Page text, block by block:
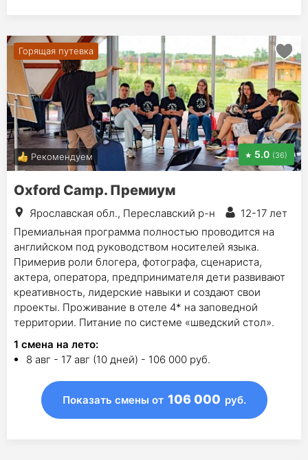
Горящая путевка
Рекомендуем 5.0 (36)
Oxford Camp. Премиум
Ярославская обл., Переславский р-н
12-17 лет
Премиальная программа полностью проводится на
английском под руководством носителей языка.
Примерив роли блогера, фотографа, сценариста,
актера, оператора, предпринимателя дети развивают
креативность, лидерские навыки и создают свои
проекты. Проживание в отеле 4* на заповедной
территории. Питание по системе «шведский стол».
1 смена на лето:
8 авг - 17 авг (10 дней) - 106 000 руб.
Показать смены от 106 000 руб.